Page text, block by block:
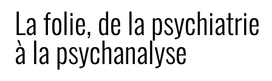
La folie, de la psychiatrie
à la psychanalyse